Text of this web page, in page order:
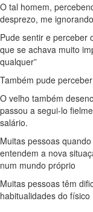
O tal homem,
desprezo, me
Pude sentir e perceber
que se achava muito
qualquer”
Também pude
O velho também
passou a segui-lo
salário.
Muitas pessoas
entendem a nova
num mundo próprio
Muitas pessoas têm
habitualidades do físico